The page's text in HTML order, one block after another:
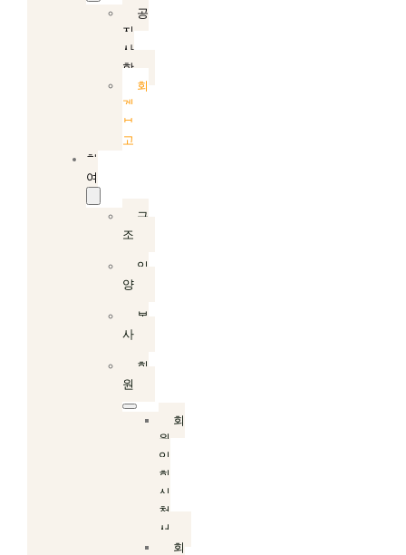
공
지
사
항
회
계
보
고
참
여
구
조
입
양
봉
사
회
원
회
원
입
회
신
청
서
회